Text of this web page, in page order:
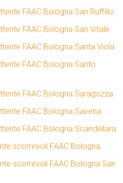
FAAC Bologna San Ruffillo
FAAC Bologna San Vitale
FAAC Bologna Santa Viola
FAAC Bologna Santo
FAAC Bologna Saragozza
FAAC Bologna Savena
FAAC Bologna Scandellara
scorrevoli FAAC Bologna
scorrevoli FAAC Bologna San